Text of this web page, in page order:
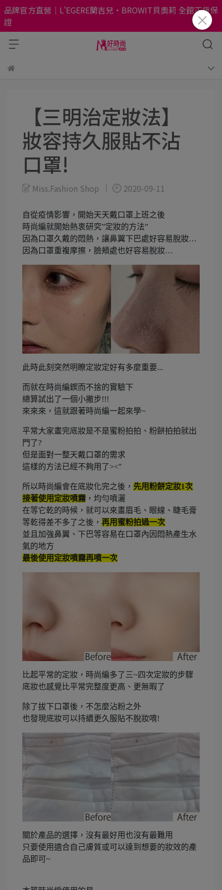
品牌官方直營｜L'EGERE蘭吉兒・BROWIT貝奧莉 全館正貨保
證
【三明治定妝法】
妝容持久服貼不沾
口罩!
Miss.Fashion Shop 2020-09-11
自從疫情影響，開始天天戴口罩上班之後
時尚編就開始熱衷研究”定妝的方法”
因為口罩久戴的悶熱，讓鼻翼下巴處好容易脫妝…
因為口罩重複摩擦，臉頰處也好容易脫妝…
此時此刻突然明瞭定妝定好有多麼重要...
而就在時尚編鍥而不捨的實驗下
總算試出了一個小撇步!!!
來來來，這就跟著時尚編一起來學~
平常大家畫完底妝是不是蜜粉拍拍、粉餅拍拍就出
門了?
但是面對一整天戴口罩的需求
這樣的方法已經不夠用了><"
所以時尚編會在底妝化完之後， 先用粉餅定妝1次
接著使用定妝噴霧 ，均勻噴灑
在等它乾的時候，就可以來畫眉毛、眼線、睫毛膏
等乾得差不多了之後， 再用蜜粉拍過一次
並且加強鼻翼、下巴等容易在口罩內因悶熱產生水
氣的地方
最後使用定妝噴霧再噴一次
比起平常的定妝，時尚編多了三~四次定妝的步驟
底妝也感覺比平常完整度更高、更無暇了
除了拔下口罩後，不怎麼沾粉之外
也發現底妝可以持續更久服貼不脫妝唷!
關於產品的選擇，沒有最好用也沒有最難用
只要使用適合自己膚質或可以達到想要的妝效的產
品即可~